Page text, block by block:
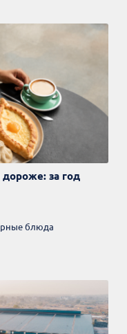
дороже: за год
блюда